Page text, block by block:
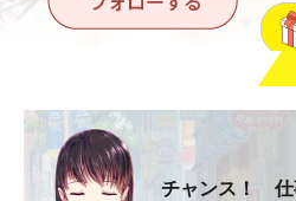
チャンス！ 仕